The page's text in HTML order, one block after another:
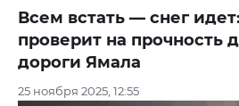
Всем встать — снег
проверит на прочность
дороги Ямала
25 ноября 2025, 12:55